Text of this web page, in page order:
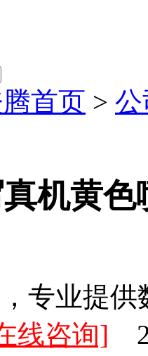
首页 >
机黄
专业提
线咨询]